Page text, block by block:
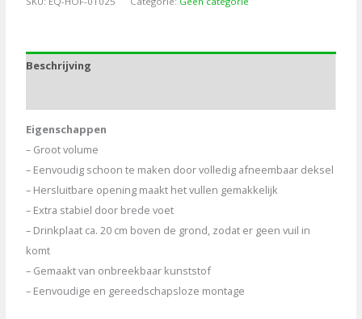
Beschrijving
Eigenschappen
– Groot volume
– Eenvoudig schoon te maken door volledig afneembaar deksel
– Hersluitbare opening maakt het vullen gemakkelijk
– Extra stabiel door brede voet
– Drinkplaat ca. 20 cm boven de grond, zodat er geen vuil in
komt
– Gemaakt van onbreekbaar kunststof
– Eenvoudige en gereedschapsloze montage